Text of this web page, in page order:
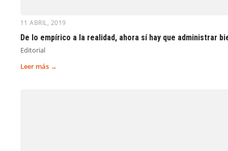
11 ABRIL, 2019
De lo empírico a la realidad, ahora sí hay que administrar
Editorial
Leer más →